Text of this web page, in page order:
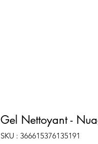
Gel Nettoyant -
SKU : 366615376135191